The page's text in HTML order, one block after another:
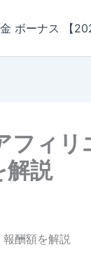
ボーナス 【
フィリ
解説
酬額を解説